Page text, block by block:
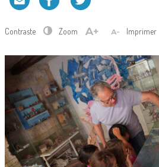
Contraste Zoom Imprimer